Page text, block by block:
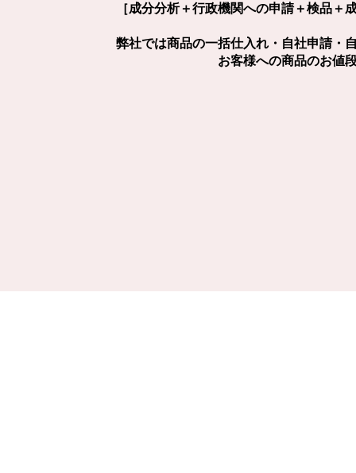
［成分分析＋行政機関への申請＋検品
弊社では商品の一括仕入れ・自社申請・
お客様への商品のお値